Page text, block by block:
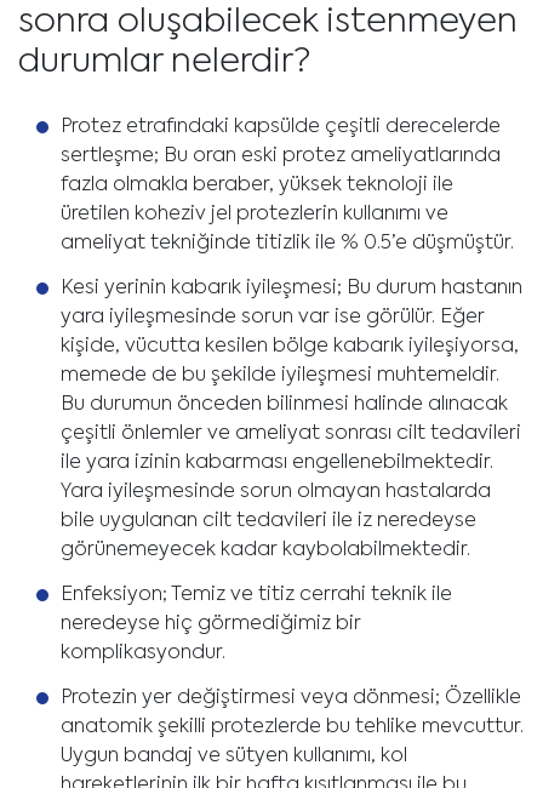
sonra oluşabilecek istenmeyen
durumlar nelerdir?
Protez etrafındaki kapsülde çeşitli derecelerde
sertleşme; Bu oran eski protez ameliyatlarında
fazla olmakla beraber, yüksek teknoloji ile
üretilen koheziv jel protezlerin kullanımı ve
ameliyat tekniğinde titizlik ile % 0.5’e düşmüştür.
Kesi yerinin kabarık iyileşmesi; Bu durum hastanın
yara iyileşmesinde sorun var ise görülür. Eğer
kişide, vücutta kesilen bölge kabarık iyileşiyorsa,
memede de bu şekilde iyileşmesi muhtemeldir.
Bu durumun önceden bilinmesi halinde alınacak
çeşitli önlemler ve ameliyat sonrası cilt tedavileri
ile yara izinin kabarması engellenebilmektedir.
Yara iyileşmesinde sorun olmayan hastalarda
bile uygulanan cilt tedavileri ile iz neredeyse
görünemeyecek kadar kaybolabilmektedir.
Enfeksiyon; Temiz ve titiz cerrahi teknik ile
neredeyse hiç görmediğimiz bir
komplikasyondur.
Protezin yer değiştirmesi veya dönmesi; Özellikle
anatomik şekilli protezlerde bu tehlike mevcuttur.
Uygun bandaj ve sütyen kullanımı, kol